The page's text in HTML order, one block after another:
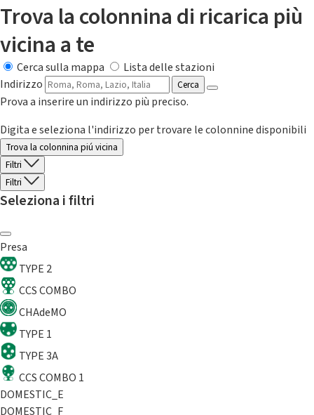
Trova la colonnina di ricarica più
vicina a te
Cerca sulla mappa
Lista delle stazioni
Indirizzo
Cerca
Prova a inserire un indirizzo più preciso.
Digita e seleziona l'indirizzo per trovare le colonnine disponibili
Trova la colonnina piú vicina
Filtri
Filtri
Seleziona i filtri
Presa
TYPE 2
CCS COMBO
CHAdeMO
TYPE 1
TYPE 3A
CCS COMBO 1
DOMESTIC_E
DOMESTIC_F